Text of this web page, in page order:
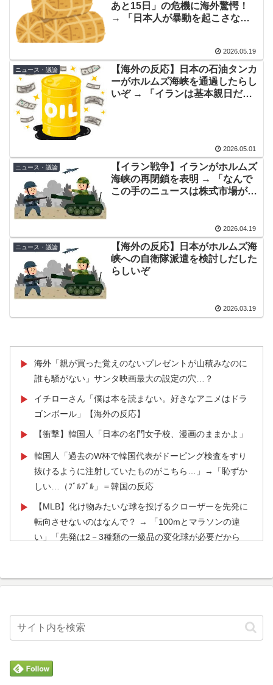
▶ 韓国人「過去のW杯で韓国代表がドーピング検査をすり
抜けるように注射していたものがこちら…」→「恥ずか
しい…（ﾌﾞﾙﾌﾞﾙ」＝韓国の反応
▶ 【衝撃】韓国人「エボシ御前の声の人、若い頃がこれか
よ」
▶
「1個9,983キロカロリー、成人が4〜5日かけて食べる
量」店名は『心臓発作グリル』、そこで本当に心臓発作
が起きた日
大地震が起きても手術をやり遂げる日本の医療チーム、
海外でも凄すぎると絶賛
▶ 外国人「俺達が見かけたヤバすぎる髪型を集めてみたｗ
ｗｗｗ」
▶ 【海外の反応】アルゼンチン協会、FIFA会長に確固たる
支持を表明「隠す気もないんだなｗ」
韓国人「我が国がクウェート戦で行った審判買収が本当
に深刻である理由がこちら…」→「これはダメなやつ…
（ﾌﾞﾙﾌﾞﾙ」＝韓国の反応
海外「素晴らしい！」日本が買収したUSスチール驚異の
大復活に米国人が大喜び
スカトロ野郎「今日仕事が終わったらやっとうんこが食
大地震が起きても手術をやり遂げる日本の医療チーム、
山・大阪城・桜が描かれ物議＝韓国の反応
海外「日本はさすが過ぎるｗ」 日本は野生動物の喧嘩さ
海外「親が買った覚えのないプレゼントが山積みなのに
誰も騒がない」サンタ映画最大の設定の穴…？
展してしまう‥」
ビ番組が最新SNSの数十年先を行っていたと話題に
▶ 海外「日本なんて行くんじゃなかった…」 日本を知って
態に
あと15日」の危機に海外驚愕！
→ 「日本人が暴動を起こさない
2026.05.19
ニュース・議論
【海外の反応】日本の石油タンカ
ーがホルムズ海峡を通過したらし
いぞ → 「イランは基本親日だか
2026.05.01
ニュース・議論
【イラン戦争】イランがホルムズ
海峡の再閉鎖を表明 → 「なんで
この手のニュースは株式市場が閉
2026.04.19
ニュース・議論
【海外の反応】日本がホルムズ海
峡への自衛隊派遣を検討しだした
らしいぞ
2026.03.19
▶
海外「親が買った覚えのないプレゼントが山積みなのに
誰も騒がない」サンタ映画最大の設定の穴…？
▶
イチローさん「僕は本を読まない。好きなアニメはドラ
ゴンボール」【海外の反応】
▶ 【衝撃】韓国人「日本の名門女子校、漫画のままかよ」
▶
韓国人「過去のW杯で韓国代表がドーピング検査をすり
抜けるように注射していたものがこちら…」→「恥ずか
しい…（ﾌﾞﾙﾌﾞﾙ」＝韓国の反応
▶
【MLB】化け物みたいな球を投げるクローザーを先発に
転向させないのはなんで？ → 「100mとマラソンの違
い」「先発は2－3種類の一級品の変化球が必要だから
て何？その逆も教えて！」（海外の反応）
ビ番組が最新SNSの数十年先を行っていたと話題に
▶ 海外「日本はさすが過ぎるｗ」 日本は野生動物の喧嘩さ
▶ 韓国人「日本メディアが大型台風13号が急カーブで韓国